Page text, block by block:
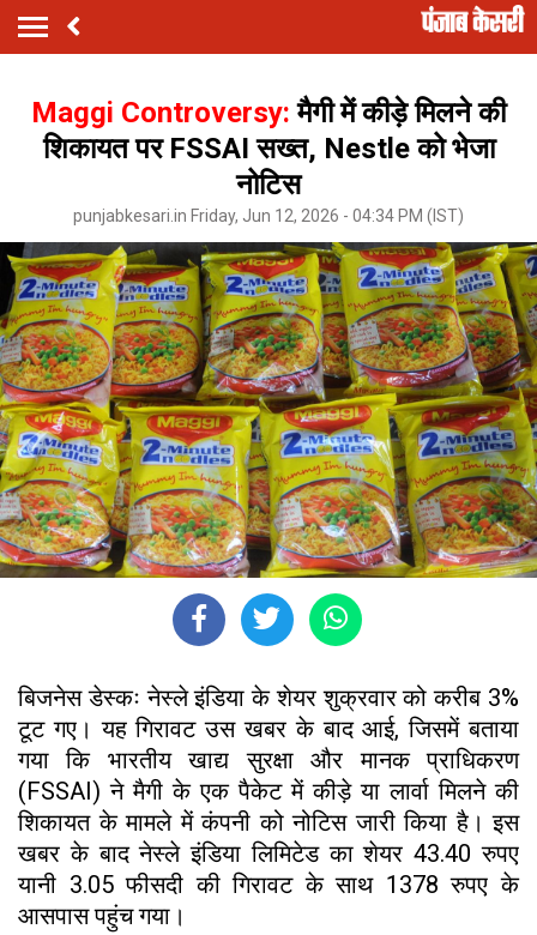
Maggi Controversy:मैगी में कीड़े मिलने की
शिकायत पर FSSAI सख्त, Nestle को भेजा
नोटिस
punjabkesari.in Friday, Jun 12, 2026 - 04:34 PM (IST)
बिजनेस डेस्कः नेस्ले इंडिया के शेयर शुक्रवार को करीब 3%
टूट गए। यह गिरावट उस खबर के बाद आई, जिसमें बताया
गया कि भारतीय खाद्य सुरक्षा और मानक प्राधिकरण
(FSSAI) ने मैगी के एक पैकेट में कीड़े या लार्वा मिलने की
शिकायत के मामले में कंपनी को नोटिस जारी किया है। इस
खबर के बाद नेस्ले इंडिया लिमिटेड का शेयर 43.40 रुपए
यानी 3.05 फीसदी की गिरावट के साथ 1378 रुपए के
आसपास पहुंच गया।